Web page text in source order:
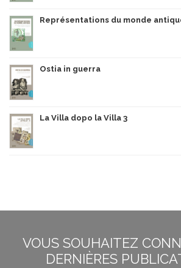
Représentations du monde
Ostia in guerra
La Villa dopo la Villa 3
VOUS SOUHAITEZ
DERNIÈRES